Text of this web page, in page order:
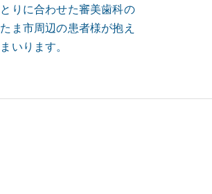
りに合わせた審美歯科の
ま市周辺の患者様が抱え
ります。